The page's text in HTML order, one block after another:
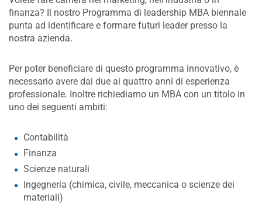
finanza? Il nostro Programma di leadership MBA biennale
punta ad identificare e formare futuri leader presso la
nostra azienda.
Per poter beneficiare di questo programma innovativo, è
necessario avere dai due ai quattro anni di esperienza
professionale. Inoltre richiediamo un MBA con un titolo in
uno dei seguenti ambiti:
Contabilità
Finanza
Scienze naturali
Ingegneria (chimica, civile, meccanica o scienze dei
materiali)